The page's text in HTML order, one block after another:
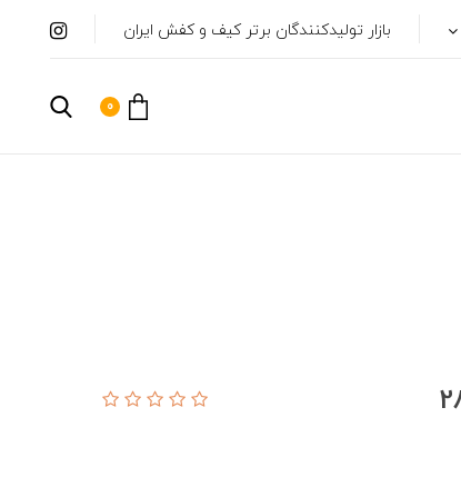
بازار تولیدکنندگان برتر کیف و کفش ایران
0